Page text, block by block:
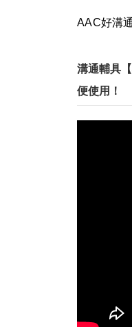
AAC好溝
溝通輔具
便使用！